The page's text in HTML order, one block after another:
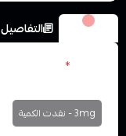
الخيارات التفاصيل
*
3mg - نفدت الكمية